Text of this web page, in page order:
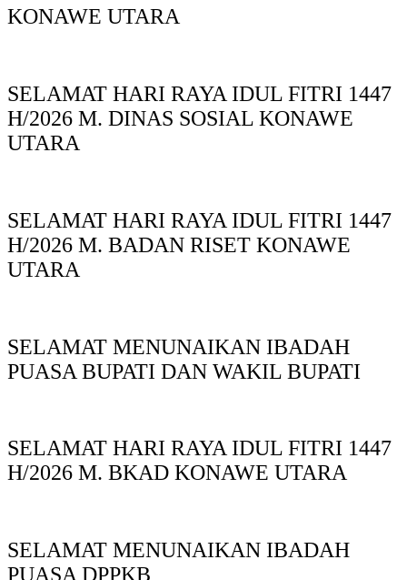
KONAWE UTARA
SELAMAT HARI RAYA IDUL FITRI 1447
H/2026 M. DINAS SOSIAL KONAWE
UTARA
SELAMAT HARI RAYA IDUL FITRI 1447
H/2026 M. BADAN RISET KONAWE
UTARA
SELAMAT MENUNAIKAN IBADAH
PUASA BUPATI DAN WAKIL BUPATI
SELAMAT HARI RAYA IDUL FITRI 1447
H/2026 M. BKAD KONAWE UTARA
SELAMAT MENUNAIKAN IBADAH
PUASA DPPKB